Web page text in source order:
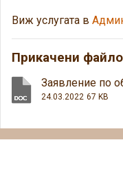
Виж услугата в
Прикачени
Заявление по
24.03.2022 67 KB